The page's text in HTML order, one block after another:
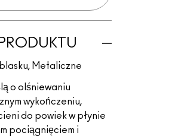
blasku, Metaliczne
o olśniewaniu
wykończeniu,
do powiek w płynie
pociągnięciem i